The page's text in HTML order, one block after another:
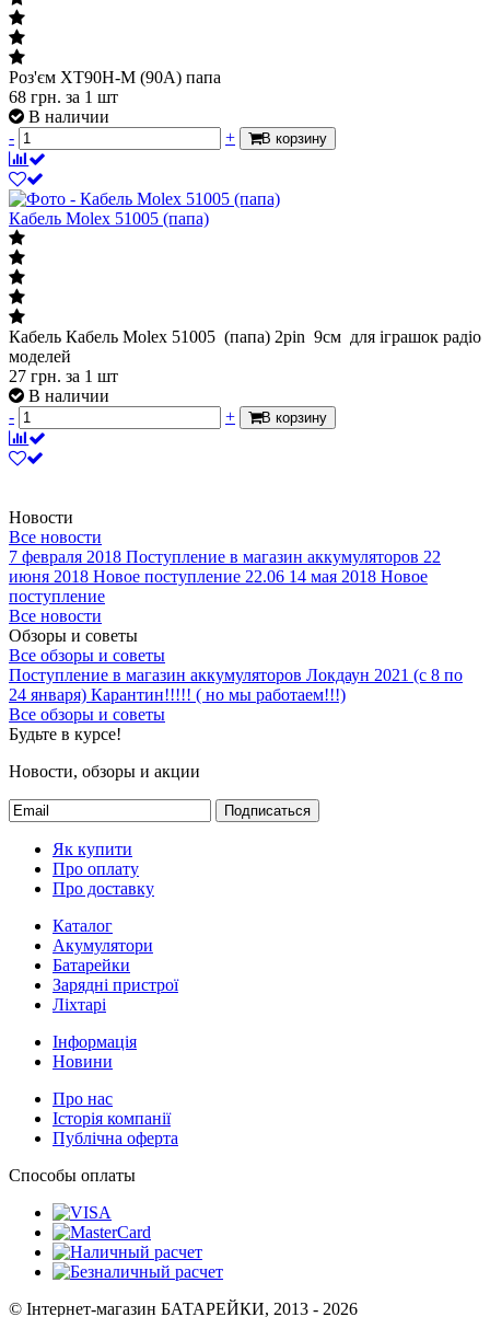
Роз'єм XT90H-M (90А) папа
68 грн. за 1 шт
В наличии
-
+ В корзину
Кабель Molex 51005 (папа)
Кабель Кабель Molex 51005 (папа) 2pin 9см для іграшок радіо
моделей
27 грн. за 1 шт
В наличии
-
+ В корзину
Новости
Все новости
7 февраля 2018 Поступление в магазин аккумуляторов 22
июня 2018 Новое поступление 22.06 14 мая 2018 Новое
поступление
Все новости
Обзоры и советы
Все обзоры и советы
Поступление в магазин аккумуляторов Локдаун 2021 (с 8 по
24 января) Карантин!!!!! ( но мы работаем!!!)
Все обзоры и советы
Будьте в курсе!
Новости, обзоры и акции
Подписаться
Як купити
Про оплату
Про доставку
Каталог
Акумулятори
Батарейки
Зарядні пристрої
Ліхтарі
Інформація
Новини
Про нас
Історія компанії
Публічна оферта
Способы оплаты
© Інтернет-магазин БАТАРЕЙКИ, 2013 - 2026